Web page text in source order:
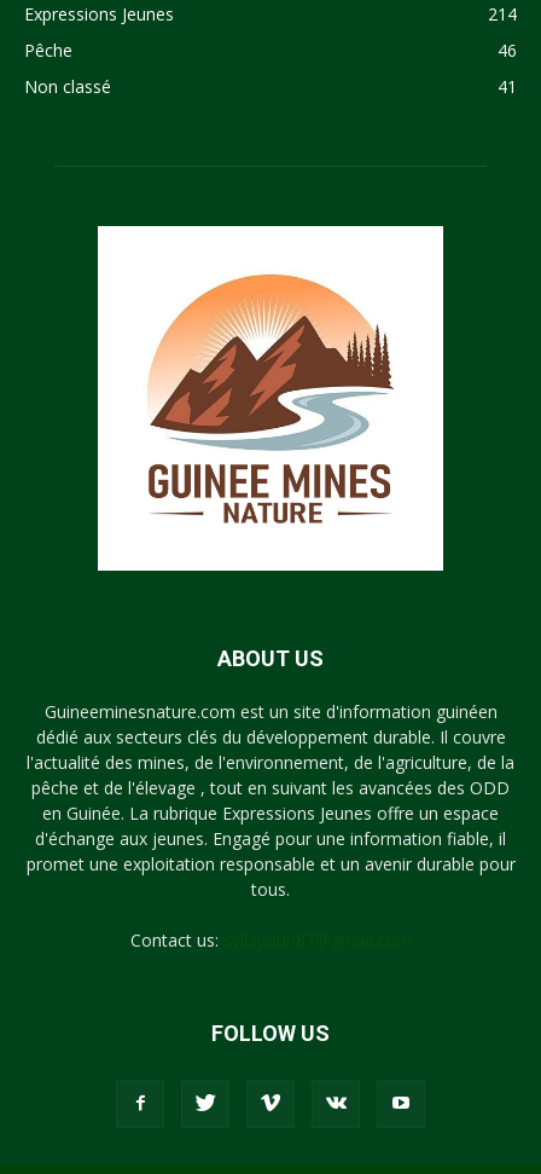
Expressions Jeunes
214
Pêche
46
Non classé
41
ABOUT US
Guineeminesnature.com est un site d'information guinéen
dédié aux secteurs clés du développement durable. Il couvre
l'actualité des mines, de l'environnement, de l'agriculture, de la
pêche et de l'élevage , tout en suivant les avancées des ODD
en Guinée. La rubrique Expressions Jeunes offre un espace
d'échange aux jeunes. Engagé pour une information fiable, il
promet une exploitation responsable et un avenir durable pour
tous.
Contact us:
FOLLOW US